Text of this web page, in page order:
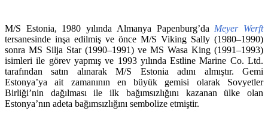
M/S Estonia, 1980 yılında Almanya Papenburg’da Meyer Werft
tersanesinde inşa edilmiş ve önce M/S Viking Sally (1980–1990)
sonra MS Silja Star (1990–1991) ve MS Wasa King (1991–1993)
isimleri ile görev yapmış ve 1993 yılında Estline Marine Co. Ltd.
tarafından satın alınarak M/S Estonia adını almıştır. Gemi
Estonya’ya ait zamanının en büyük gemisi olarak Sovyetler
Birliği’nin dağılması ile ilk bağımsızlığını kazanan ülke olan
Estonya’nın adeta bağımsızlığını sembolize etmiştir.